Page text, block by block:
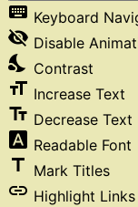
keyboard Keyboard
visibility_off Disable
nights_stay Contrast
format_size Increase Text
text_fields Decrease Text
font_download Readable Font
title Mark Titles
link Highlight